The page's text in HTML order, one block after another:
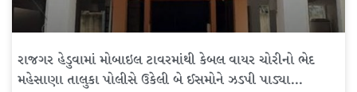
રાજગર હેડુવામાં મોબાઇલ ટાવરમાંથી કેબલ વાયર ચોરીનો ભેદ
મહેસાણા તાલુકા પોલીસે ઉકેલી બે ઈસમોને ઝડપી પાડ્યા…